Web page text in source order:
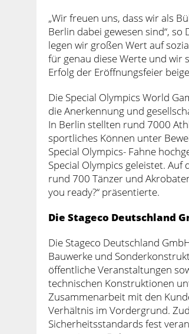
„Wir freuen uns, dass wir als
Berlin dabei gewesen sind“,
legen wir großen Wert auf
für genau diese Werte und wir
Erfolg der Eröffnungsfeier
Die Special Olympics World
die Anerkennung und
In Berlin stellten rund 7000
sportliches Können unter
Special Olympics- Fahne
Special Olympics geleistet.
rund 700 Tänzer und
you ready?“ präsentierte.
Die Stageco Deutschland
Die Stageco Deutschland
Bauwerke und
öffentliche Veranstaltungen
technischen Konstruktionen
Zusammenarbeit mit den
Verhältnis im Vordergrund.
Sicherheitsstandards fest